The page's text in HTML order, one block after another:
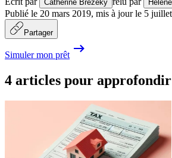
Catherine Brezeky
Publié le 20 mars 2019, mis à jour le 5
Partager
Simuler mon prêt
4 articles pour approfondir